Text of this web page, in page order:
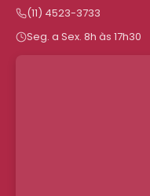
(11) 4523-3733
Seg. a Sex. 8h às 17h30